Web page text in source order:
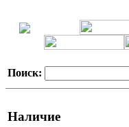
Поиск:
Наличие